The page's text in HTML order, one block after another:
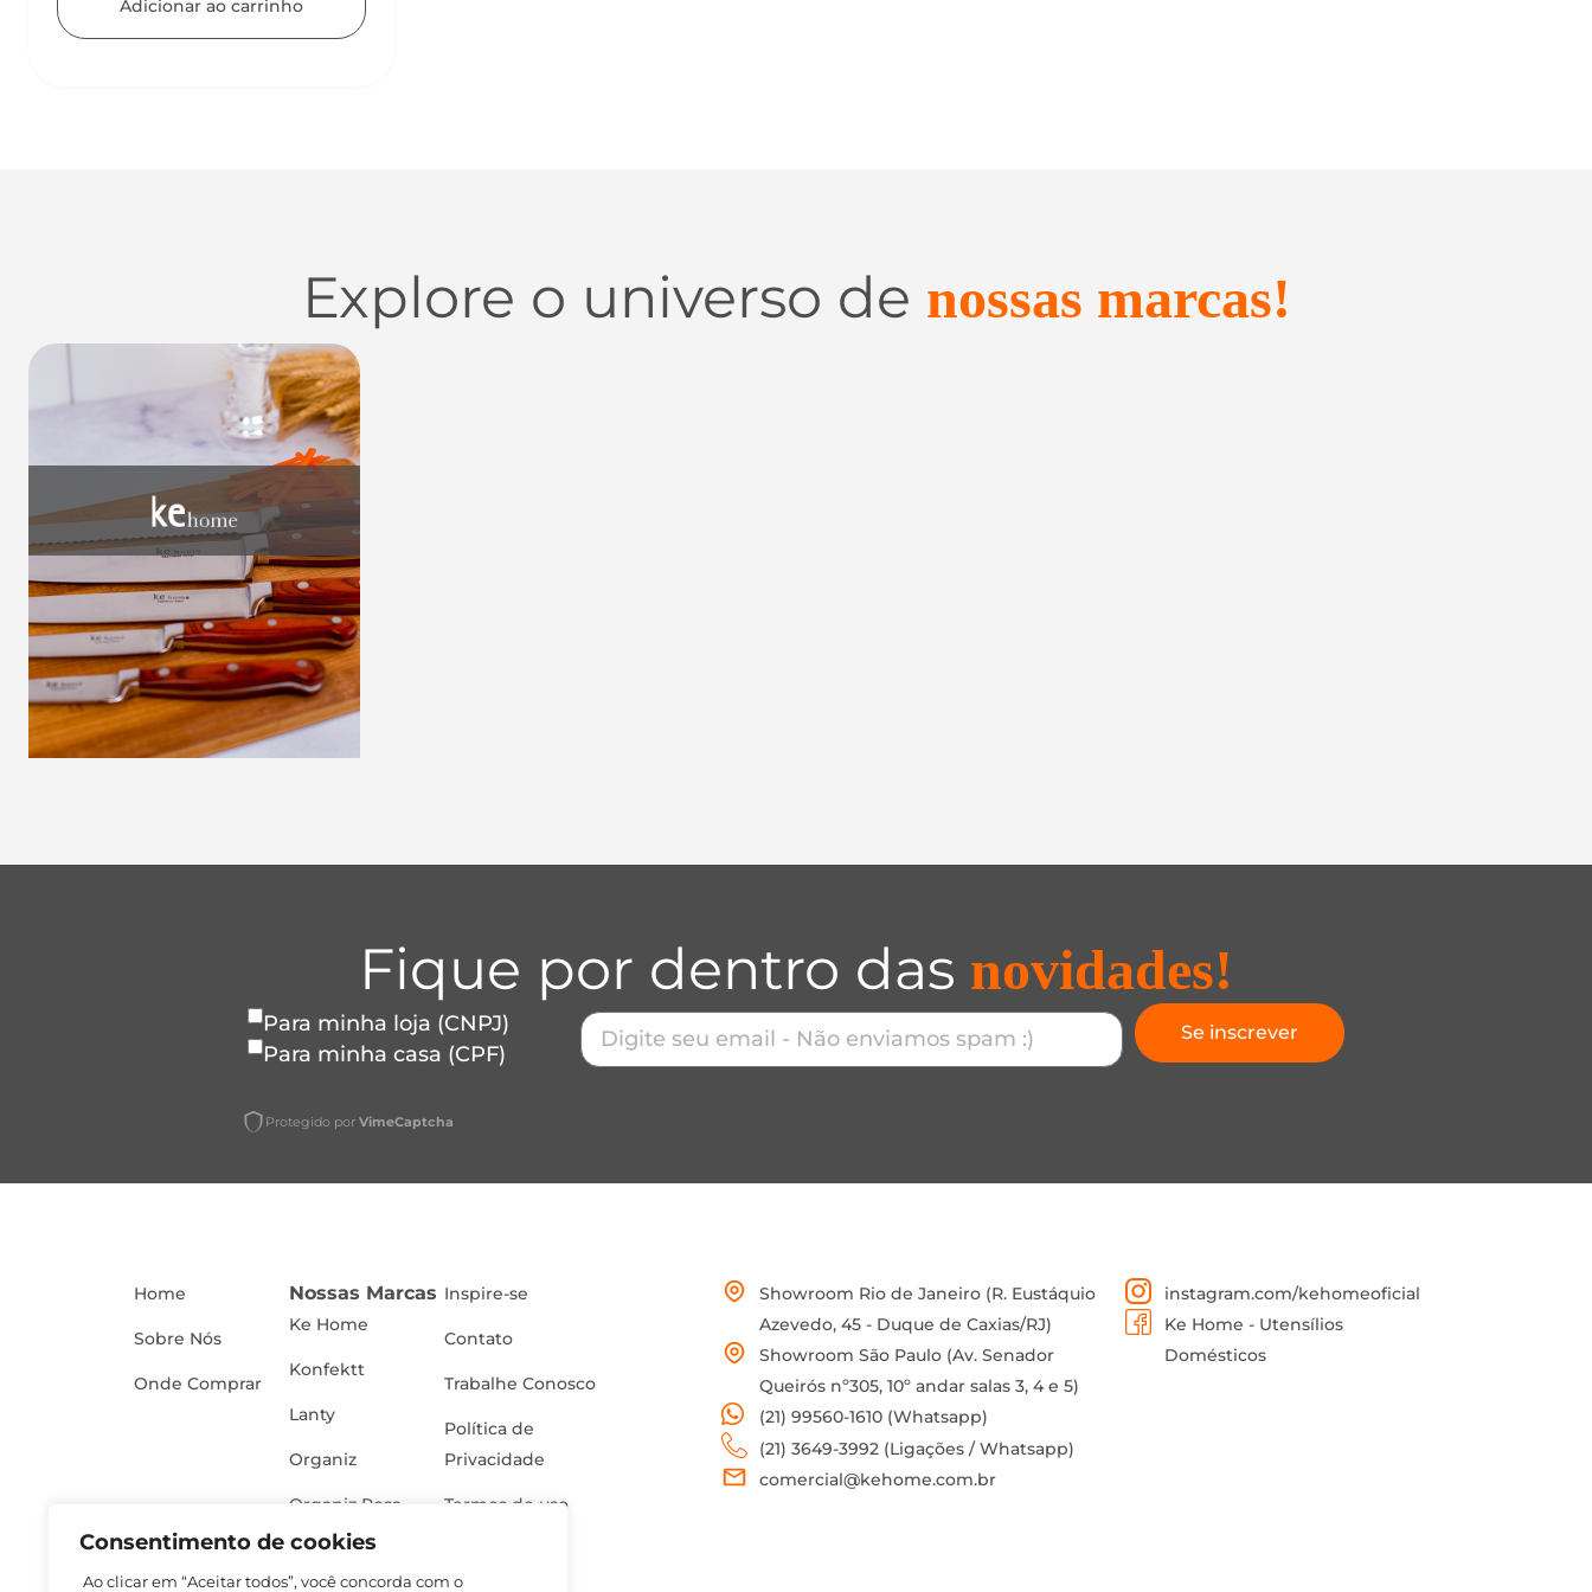
Consentimento de cookies
Ao clicar em “Aceitar todos”, você concorda com o
Adicionar ao carrinho
Explore o universo de nossas marcas!
Utensílios do Lar
Fique por dentro das novidades!
Para minha loja (CNPJ)
Para minha casa (CPF)
Se inscrever
Protegido por VimeCaptcha
Home
Sobre Nós
Onde Comprar
Nossas Marcas
Ke Home
Konfektt
Lanty
Organiz
Organiz Rosa
Inspire-se
Contato
Trabalhe Conosco
Política de
Privacidade
Termos de uso
Showroom Rio de Janeiro (R. Eustáquio
Azevedo, 45 - Duque de Caxias/RJ)
Showroom São Paulo (Av. Senador
Queirós nº305, 10º andar salas 3, 4 e 5)
(21) 99560-1610 (Whatsapp)
(21) 3649-3992 (Ligações / Whatsapp)
comercial@kehome.com.br
instagram.com/kehomeoficial
Ke Home - Utensílios
Domésticos